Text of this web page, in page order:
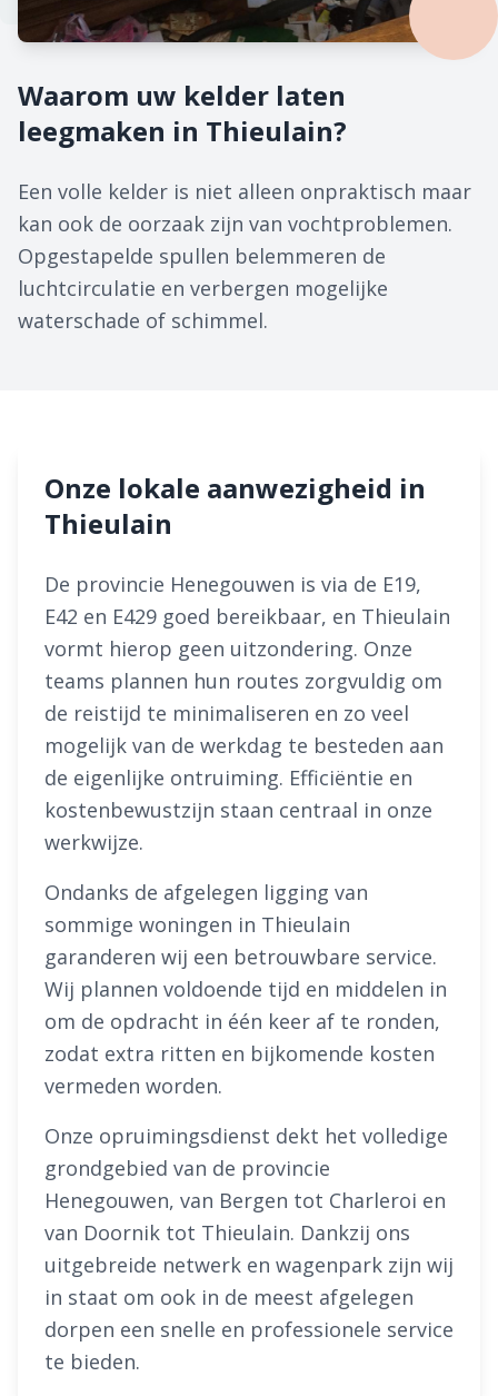
Waarom uw kelder laten
leegmaken in Thieulain?
Een volle kelder is niet alleen onpraktisch maar
kan ook de oorzaak zijn van vochtproblemen.
Opgestapelde spullen belemmeren de
luchtcirculatie en verbergen mogelijke
waterschade of schimmel.
Onze lokale aanwezigheid in
Thieulain
De provincie Henegouwen is via de E19,
E42 en E429 goed bereikbaar, en Thieulain
vormt hierop geen uitzondering. Onze
teams plannen hun routes zorgvuldig om
de reistijd te minimaliseren en zo veel
mogelijk van de werkdag te besteden aan
de eigenlijke ontruiming. Efficiëntie en
kostenbewustzijn staan centraal in onze
werkwijze.
Ondanks de afgelegen ligging van
sommige woningen in Thieulain
garanderen wij een betrouwbare service.
Wij plannen voldoende tijd en middelen in
om de opdracht in één keer af te ronden,
zodat extra ritten en bijkomende kosten
vermeden worden.
Onze opruimingsdienst dekt het volledige
grondgebied van de provincie
Henegouwen, van Bergen tot Charleroi en
van Doornik tot Thieulain. Dankzij ons
uitgebreide netwerk en wagenpark zijn wij
in staat om ook in de meest afgelegen
dorpen een snelle en professionele service
te bieden.